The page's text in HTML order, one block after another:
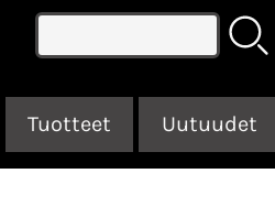
Tuotteet Uutuudet